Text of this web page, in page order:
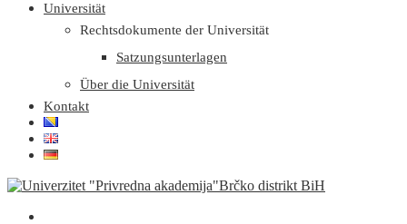
Universität
Rechtsdokumente der Universität
Satzungsunterlagen
Über die Universität
Kontakt